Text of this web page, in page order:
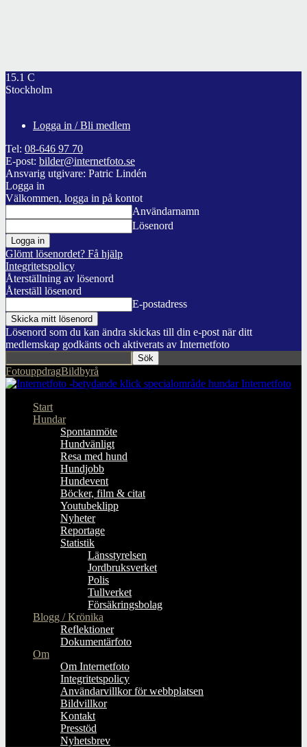
15.1 C
Stockholm
Logga in / Bli medlem
Tel: 08-646 97 70
E-post: bilder@internetfoto.se
Ansvarig utgivare: Patric Lindén
Logga in
Välkommen, logga in på kontot
Användarnamn
Lösenord
Glömt lösenordet? Få hjälp
Integritetspolicy
Återställning av lösenord
Återställ lösenord
E-postadress
Lösenord som du kan ändra skickas till din e-post när ditt
medlemskap godkänts och aktiverats av Internetfoto
FotouppdragBildbyrå
Internetfoto
Start
Hundar
Spontanmöte
Hundvänligt
Resa med hund
Hundjobb
Hundevent
Böcker, film & citat
Youtubeklipp
Nyheter
Reportage
Statistik
Länsstyrelsen
Jordbruksverket
Polis
Tullverket
Försäkringsbolag
Blogg / Krönika
Reflektioner
Dokumentärfoto
Om
Om Internetfoto
Integritetspolicy
Användarvillkor för webbplatsen
Bildvillkor
Kontakt
Presstöd
Nyhetsbrev